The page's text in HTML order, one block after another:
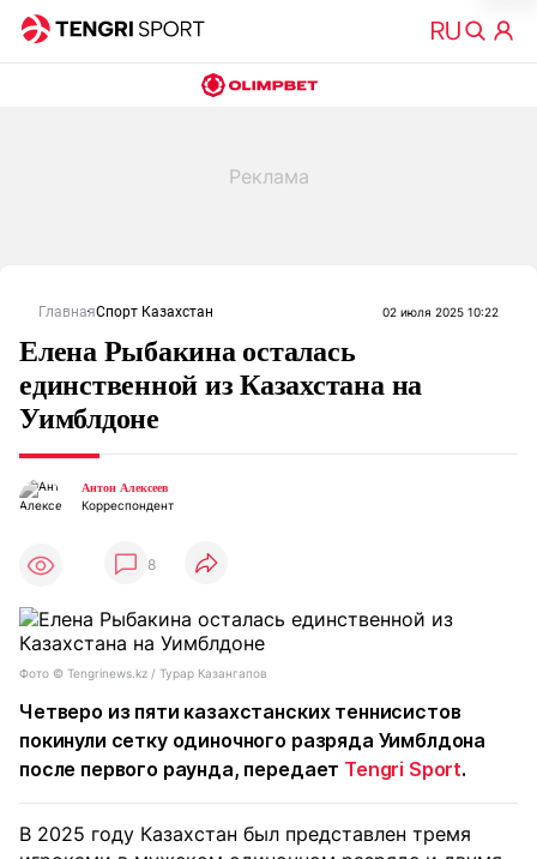
ГлавнаяСпорт Казахстан 02 июля 2025 10:22
Елена Рыбакина осталась
единственной из Казахстана на
Уимблдоне
Антон Алексеев
Корреспондент
8
Фото ©️ Tengrinews.kz / Турар Казангапов
Четверо из пяти казахстанских теннисистов
покинули сетку одиночного разряда Уимблдона
после первого раунда, передает Tengri Sport.
В 2025 году Казахстан был представлен тремя